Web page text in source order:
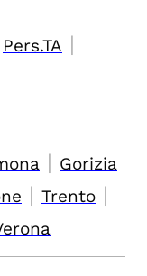
Pers.TA |
| Gorizia
| Trento |